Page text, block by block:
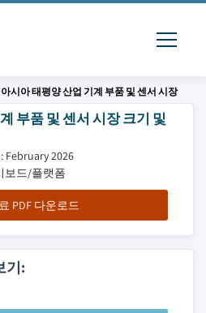
아시아 태평양 산업 기계 부품 및 센서 시장
부품 및 센서 시장 크기 및
February 2026
보드/플랫폼
PDF 다운로드
기: